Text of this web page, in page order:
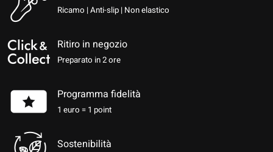
Ricamo | Anti-slip | Non elastico
Ritiro in negozio
Preparato in 2 ore
Programma fidelità
1 euro = 1 point
Sostenibilità